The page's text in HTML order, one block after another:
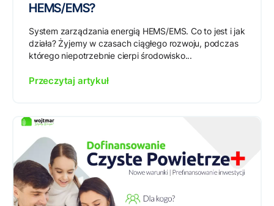
HEMS/EMS?
System zarządzania energią HEMS/EMS. Co to jest i jak
działa? Żyjemy w czasach ciągłego rozwoju, podczas
którego niepotrzebnie cierpi środowisko...
Przeczytaj artykuł